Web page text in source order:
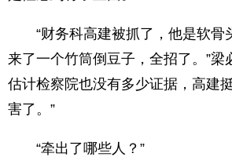
“财务科高建被抓了，他是软骨
来了一个竹筒倒豆子，全招了。”梁
估计检察院也没有多少证据，高建
害了。”
“牵出了哪些人？”